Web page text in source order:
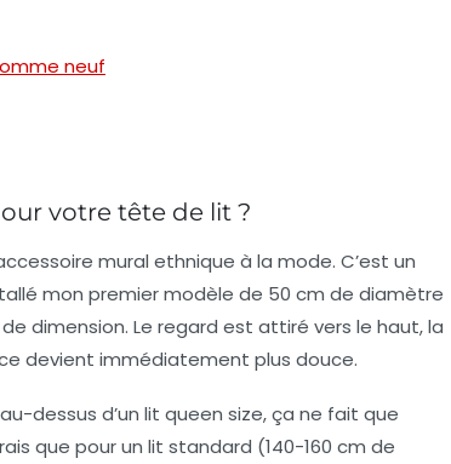
neuf
votre tête de lit ?
mural ethnique à la mode. C’est un
mon premier modèle de 50 cm de diamètre
dimension. Le regard est attiré vers le haut, la
devient immédiatement plus douce.
dessus d’un lit queen size, ça ne fait que
que pour un lit standard (140-160 cm de